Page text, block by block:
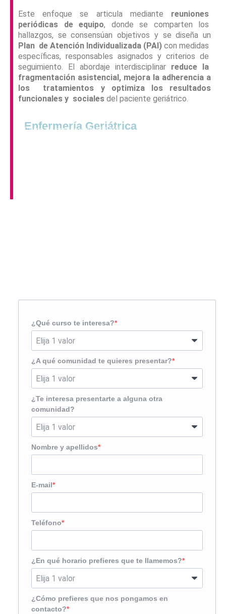
Este enfoque se articula mediante reuniones
periódicas de equipo, donde se comparten los
hallazgos, se consensúan objetivos y se diseña un
Plan de Atención Individualizada (PAI) con medidas
específicas, responsables asignados y criterios de
seguimiento. El abordaje interdisciplinar reduce la
fragmentación asistencial, mejora la adherencia a
los tratamientos y optimiza los resultados
funcionales y sociales del paciente geriátrico.
Preparación OPE
Enfermería Geriátrica
Curso de preparación MPPA®
¿Qué curso te interesa?
¿A qué comunidad te quieres presentar?
¿Te interesa presentarte a alguna otra
comunidad?
Nombre y apellidos
E-mail
Teléfono
¿En qué horario prefieres que te llamemos?
¿Cómo prefieres que nos pongamos en
contacto?